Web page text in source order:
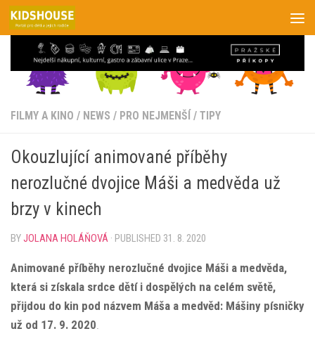
Skip to content
FILMY A KINO / NEWS / PRO NEJMENŠÍ / TIPY
Okouzlující animované příběhy
nerozlučné dvojice Máši a medvěda už
brzy v kinech
BYJOLANA HOLÁŇOVÁ · PUBLISHED 31. 8. 2020
Animované příběhy nerozlučné dvojice Máši a medvěda,
která si získala srdce dětí i dospělých na celém světě,
přijdou do kin pod názvem Máša a medvěd: Mášiny písničky
už od 17. 9. 2020